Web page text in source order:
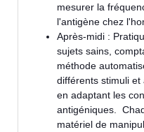
mesurer la
l'antigène chez
Après-midi :
sujets sains,
méthode
différents stimuli et
en adaptant les
antigéniques.
matériel de